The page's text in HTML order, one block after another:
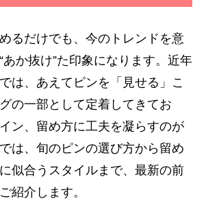
るだけでも、今のトレンドを意
あか抜け”た印象になります。近年
は、あえてピンを「見せる」こ
の一部として定着してきてお
ン、留め方に工夫を凝らすのが
は、旬のピンの選び方から留め
似合うスタイルまで、最新の前
紹介します。